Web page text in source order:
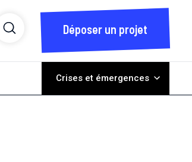
Déposer un projet
Crises et émergences